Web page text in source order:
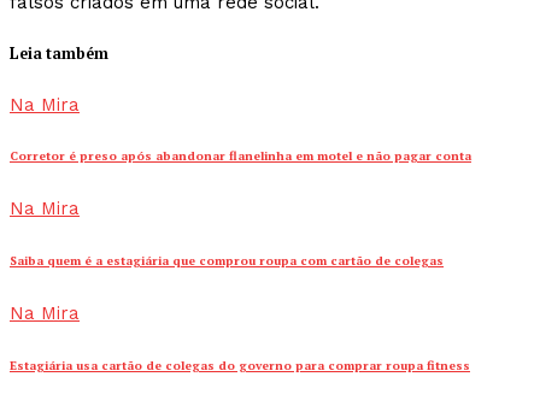
Leia também
Na Mira
Corretor é preso após abandonar flanelinha em motel e não pagar conta
Na Mira
Saiba quem é a estagiária que comprou roupa com cartão de colegas
Na Mira
Estagiária usa cartão de colegas do governo para comprar roupa fitness